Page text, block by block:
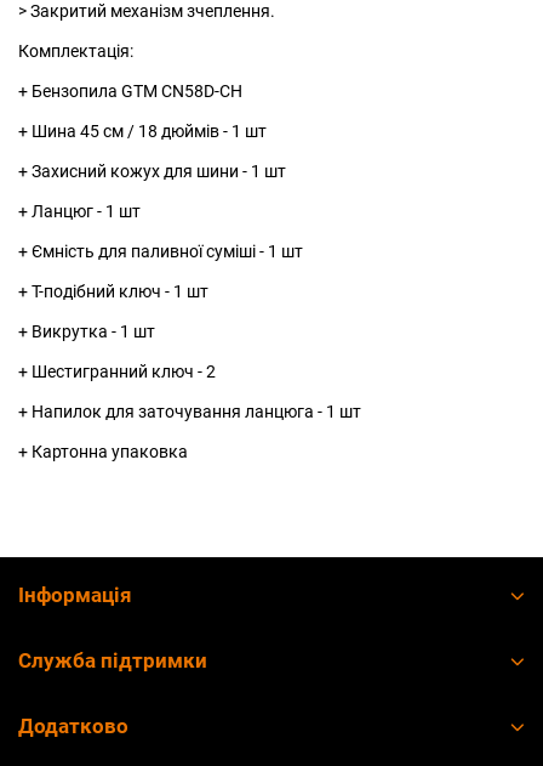
> Закритий механізм зчеплення.
Комплектація:
+ Бензопила GTM CN58D-CH
+ Шина 45 см / 18 дюймів - 1 шт
+ Захисний кожух для шини - 1 шт
+ Ланцюг - 1 шт
+ Ємність для паливної суміші - 1 шт
+ Т-подібний ключ - 1 шт
+ Викрутка - 1 шт
+ Шестигранний ключ - 2
+ Напилок для заточування ланцюга - 1 шт
+ Картонна упаковка
Інформація
Служба підтримки
Додатково